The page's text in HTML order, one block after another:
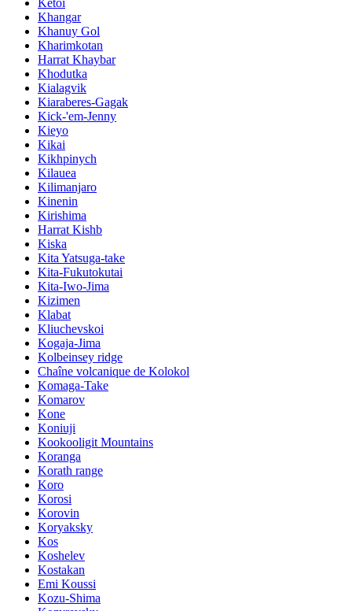
Khangar
Khanuy Gol
Kharimkotan
Harrat Khaybar
Khodutka
Kialagvik
Kiaraberes-Gagak
Kick-'em-Jenny
Kieyo
Kikai
Kikhpinych
Kilauea
Kilimanjaro
Kinenin
Kirishima
Harrat Kishb
Kiska
Kita Yatsuga-take
Kita-Fukutokutai
Kita-Iwo-Jima
Kizimen
Klabat
Kliuchevskoi
Kogaja-Jima
Kolbeinsey ridge
Chaîne volcanique de Kolokol
Komaga-Take
Komarov
Kone
Koniuji
Kookooligit Mountains
Koranga
Korath range
Koro
Korosi
Korovin
Koryaksky
Kos
Koshelev
Kostakan
Emi Koussi
Kozu-Shima